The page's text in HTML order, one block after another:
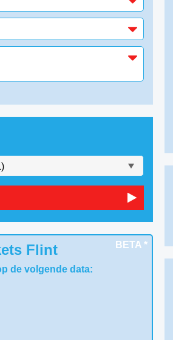
BETA *
Flint
de volgende data: